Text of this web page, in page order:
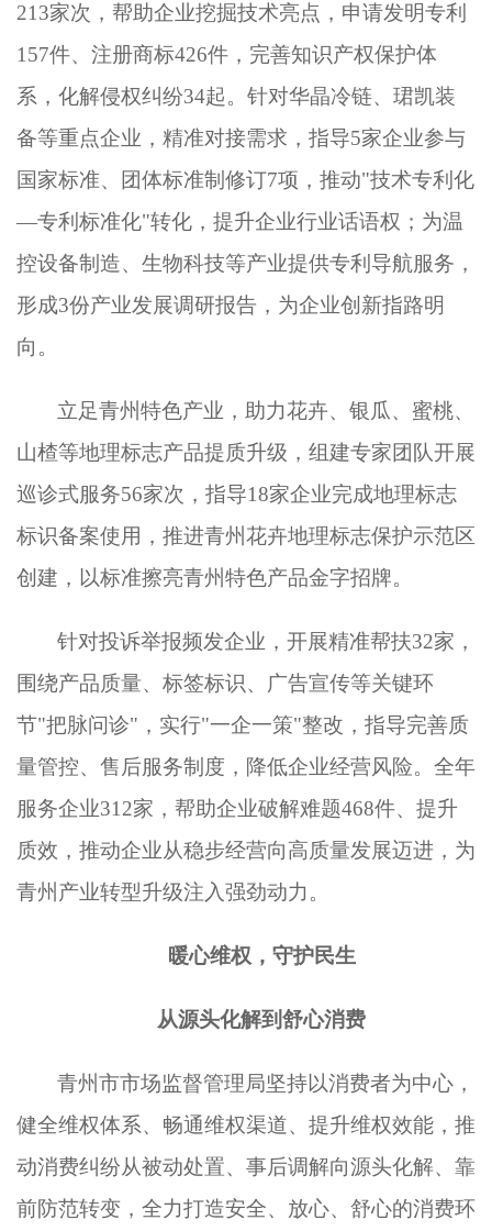
213家次，帮助企业挖掘技术亮点，申请发明专利
157件、注册商标426件，完善知识产权保护体
系，化解侵权纠纷34起。针对华晶冷链、珺凯装
备等重点企业，精准对接需求，指导5家企业参与
国家标准、团体标准制修订7项，推动"技术专利化
—专利标准化"转化，提升企业行业话语权；为温
控设备制造、生物科技等产业提供专利导航服务，
形成3份产业发展调研报告，为企业创新指路明
向。
立足青州特色产业，助力花卉、银瓜、蜜桃、
山楂等地理标志产品提质升级，组建专家团队开展
巡诊式服务56家次，指导18家企业完成地理标志
标识备案使用，推进青州花卉地理标志保护示范区
创建，以标准擦亮青州特色产品金字招牌。
针对投诉举报频发企业，开展精准帮扶32家，
围绕产品质量、标签标识、广告宣传等关键环
节"把脉问诊"，实行"一企一策"整改，指导完善质
量管控、售后服务制度，降低企业经营风险。全年
服务企业312家，帮助企业破解难题468件、提升
质效，推动企业从稳步经营向高质量发展迈进，为
青州产业转型升级注入强劲动力。
暖心维权，守护民生
从源头化解到舒心消费
青州市市场监督管理局坚持以消费者为中心，
健全维权体系、畅通维权渠道、提升维权效能，推
动消费纠纷从被动处置、事后调解向源头化解、靠
前防范转变，全力打造安全、放心、舒心的消费环